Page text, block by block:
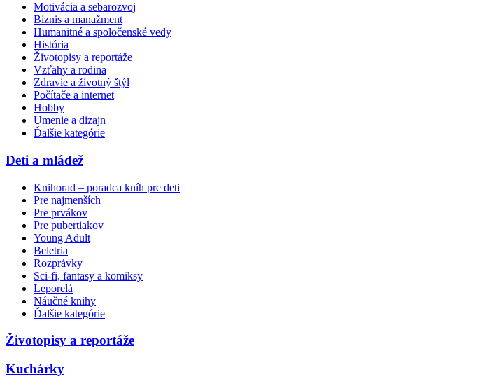
Motivácia a sebarozvoj
Biznis a manažment
Humanitné a spoločenské vedy
História
Životopisy a reportáže
Vzťahy a rodina
Zdravie a životný štýl
Počítače a internet
Hobby
Umenie a dizajn
Ďalšie kategórie
Deti a mládež
Knihorad – poradca kníh pre deti
Pre najmenších
Pre prvákov
Pre pubertiakov
Young Adult
Beletria
Rozprávky
Sci-fi, fantasy a komiksy
Leporelá
Náučné knihy
Ďalšie kategórie
Životopisy a reportáže
Kuchárky